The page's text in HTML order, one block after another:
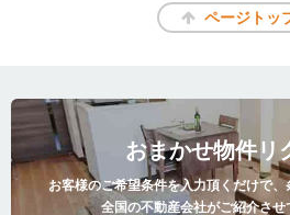
ページトッ
おまかせ物件リ
お客様のご希望条件を入力頂くだけで
全国の不動産会社がご紹介さ